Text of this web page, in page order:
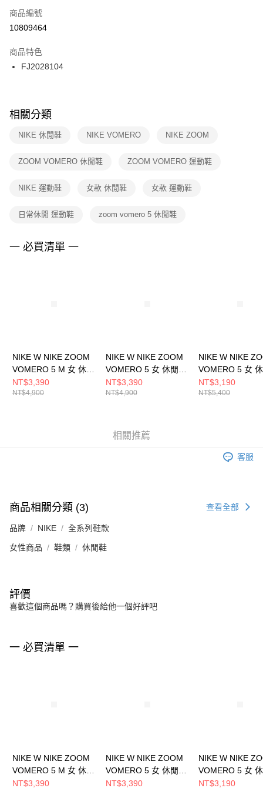
【「AFTEE先享後付」結帳流程】
１．於結帳方式選擇「AFTEE先享後付」後，將跳轉至「AFTEE先享後付」
２．訂單成立數日內，您將收到繳費通知簡訊。
３．收到繳費通知簡訊後14天內，點擊此簡訊中的連結，可透過四大超商／
ATM／網路銀行／等多元方式進行付款，方視為交易完成。
※ 交易是否成功請以「AFTEE先享後付 」之結帳頁面顯示為準，若有關於
是否繳費成功／繳費後需取消欲退款等相關疑問，請聯繫「AFTEE先享後付
客戶支援中心」
https://netprotections.freshdesk.com/support/home
１．透過由恩沛科技股份有限公司提供之「AFTEE先享後付」服務完成之交
權轉讓予恩沛科技股份有限公司。
３．未成年的使用者請事先徵得法定代理人或監護人之同意方可使用
４．使用「AFTEE先享後付」時，將依據個別帳號之用戶狀況，依本公司即
宅配
每筆NT$100，滿NT$1,500(含以上)免運費
商品編號
10809464
商品特色
FJ2028104
相關分類
NIKE 休閒鞋 NIKE VOMERO NIKE ZOOM
ZOOM VOMERO 休閒鞋 ZOOM VOMERO 運動鞋
NIKE 運動鞋 女款 休閒鞋 女款 運動鞋
日常休閒 運動鞋 zoom vomero 5 休閒鞋
一 必買清單 一
NIKE W NIKE ZOOM
VOMERO 5 M 女 休閒
鞋 IB7253500
NT$3,390
NT$4,900
NIKE W NIKE ZOOM
VOMERO 5 女 休閒鞋
IB8929003
NT$3,390
NT$4,900
NIKE W NIKE
VOMERO 5 女
HQ0458001
NT$3,190
NT$5,400
相關推薦
客服
商品相關分類 (3) 查看全部
品牌 NIKE 全系列鞋款
女性商品 鞋類 休閒鞋
評價
喜歡這個商品嗎？購買後給他一個好評吧
一 必買清單 一
NIKE W NIKE ZOOM
VOMERO 5 M 女 休閒
鞋 IB7253500
NT$3,390
NIKE W NIKE ZOOM
VOMERO 5 女 休閒鞋
IB8929003
NT$3,390
NIKE W NIKE
VOMERO 5 女
HQ0458001
NT$3,190